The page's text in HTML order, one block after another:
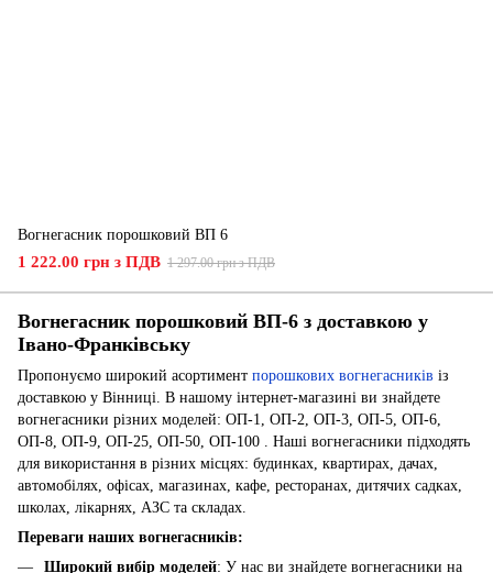
Вогнегасник порошковий ВП 6
1 222.00 грн з ПДВ 1 297.00 грн з ПДВ
Вогнегасник порошковий ВП-6 з доставкою у
Івано-Франківську
Пропонуємо широкий асортимент порошкових вогнегасників із
доставкою у Вінниці. В нашому інтернет-магазині ви знайдете
вогнегасники різних моделей: ОП-1, ОП-2, ОП-3, ОП-5, ОП-6,
ОП-8, ОП-9, ОП-25, ОП-50, ОП-100 . Наші вогнегасники підходять
для використання в різних місцях: будинках, квартирах, дачах,
автомобілях, офісах, магазинах, кафе, ресторанах, дитячих садках,
школах, лікарнях, АЗС та складах.
Переваги наших вогнегасників:
Широкий вибір моделей: У нас ви знайдете вогнегасники на